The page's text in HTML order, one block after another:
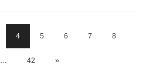
4 5 6 7 8
… 42 »